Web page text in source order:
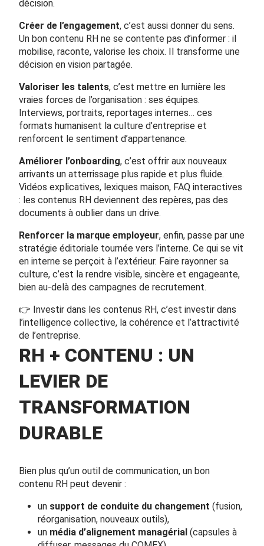
décision.
Créer de l’engagement, c’est aussi donner du sens.
Un bon contenu RH ne se contente pas d’informer : il
mobilise, raconte, valorise les choix. Il transforme une
décision en vision partagée.
Valoriser les talents, c’est mettre en lumière les
vraies forces de l’organisation : ses équipes.
Interviews, portraits, reportages internes… ces
formats humanisent la culture d’entreprise et
renforcent le sentiment d’appartenance.
Améliorer l’onboarding, c’est offrir aux nouveaux
arrivants un atterrissage plus rapide et plus fluide.
Vidéos explicatives, lexiques maison, FAQ interactives
: les contenus RH deviennent des repères, pas des
documents à oublier dans un drive.
Renforcer la marque employeur, enfin, passe par une
stratégie éditoriale tournée vers l’interne. Ce qui se vit
en interne se perçoit à l’extérieur. Faire rayonner sa
culture, c’est la rendre visible, sincère et engageante,
bien au-delà des campagnes de recrutement.
👉 Investir dans les contenus RH, c’est investir dans
l’intelligence collective, la cohérence et l’attractivité
de l’entreprise.
RH + CONTENU : UN
LEVIER DE
TRANSFORMATION
DURABLE
Bien plus qu’un outil de communication, un bon
contenu RH peut devenir :
un support de conduite du changement (fusion,
réorganisation, nouveaux outils),
un média d’alignement managérial (capsules à